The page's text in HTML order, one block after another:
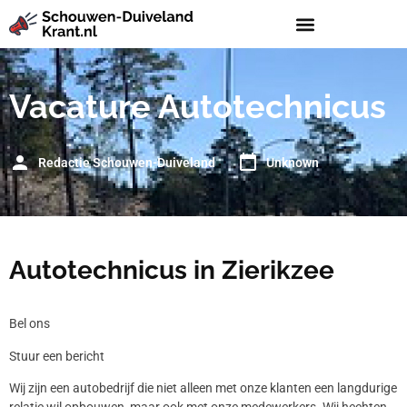
Vacature Autotechnicus
Redactie Schouwen-Duiveland Unknown
Autotechnicus in Zierikzee
Bel ons
Stuur een bericht
Wij zijn een autobedrijf die niet alleen met onze klanten een langdurige